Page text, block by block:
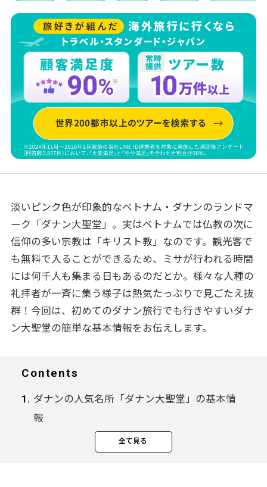
淡いピンク色が印象的なベトナム・ダナンのランドマ
ーク「ダナン大聖堂」。実はベトナムでは仏教の次に
信仰の多い宗教は「キリスト教」なのです。観光客で
も無料で入ることができるため、ミサが行われる時間
には何千人も集まる日もあるのだとか。様々な人種の
礼拝者が一斉に集う様子は熱気たっぷりで見ごたえ抜
群！今回は、初めてのダナン旅行でも行きやすいダナ
ン大聖堂の簡単な基本情報をお伝えします。
Contents
ダナンの人気名所「ダナン大聖堂」の基本情
報
ダナン大聖堂のミサの時間や入場料について
敷地内の隠れマリア様やイエスも見どころ
全て見る